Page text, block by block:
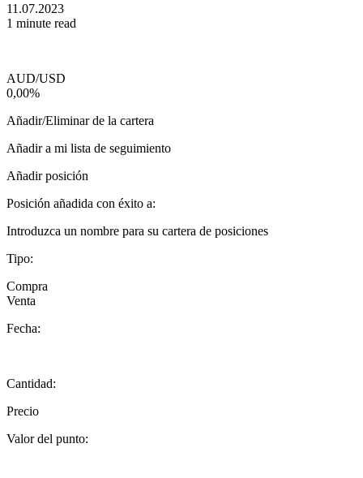
11.07.2023
1 minute read
AUD/USD
0,00%
Añadir/Eliminar de la cartera
Añadir a mi lista de seguimiento
Añadir posición
Posición añadida con éxito a:
Introduzca un nombre para su cartera de posiciones
Tipo:
Compra
Venta
Fecha:
Cantidad:
Precio
Valor del punto: